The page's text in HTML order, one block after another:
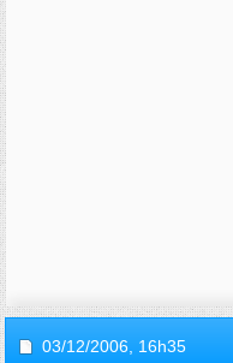
03/12/2006, 16h35